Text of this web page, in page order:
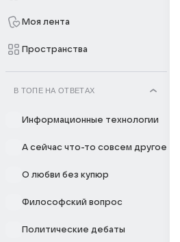
Моя лента
Пространства
В ТОПЕ НА ОТВЕТАХ
Информационные технологии
А сейчас что-то совсем другое
О любви без купюр
Философский вопрос
Политические дебаты